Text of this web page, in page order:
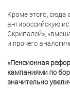
Кроме этого, сюда
антироссийскую
Скрипалей»,
и прочего
«Пенсионная
кампаниями по
значительно